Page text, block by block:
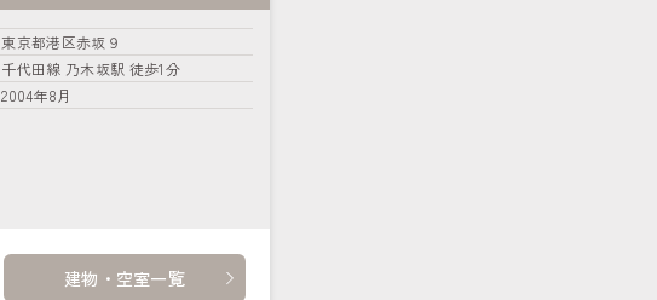
東京都港区赤坂９
千代田線 乃木坂駅 徒歩1分
2004年8月
建物・空室一覧